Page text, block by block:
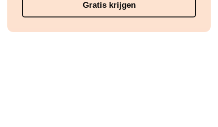
Gratis krijgen